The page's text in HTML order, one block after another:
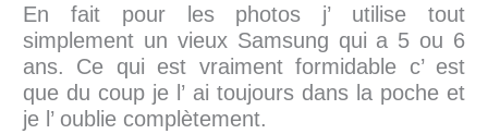
En fait pour les photos j’ utilise tout
simplement un vieux Samsung qui a 5 ou 6
ans. Ce qui est vraiment formidable c’ est
que du coup je l’ ai toujours dans la poche et
je l’ oublie complètement.